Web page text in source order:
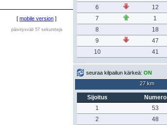
[ mobile version ]
päivitysväli 57 sekuntteja
6
12
7
1
8
18
9
47
10
41
seuraa kilpailun kärkeä: ON
27 km
Sijoitus Numero
1
53
2
48